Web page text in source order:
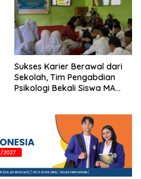
Sukses Karier Berawal dari
Sekolah, Tim Pengabdian
Psikologi Bekali Siswa MA